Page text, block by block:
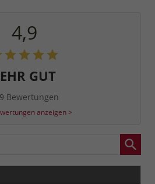
4,9
GUT
Bewertungen
anzeigen >